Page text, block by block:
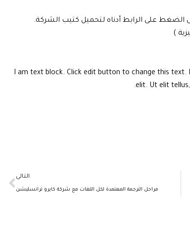
الضغط على الرابط أدناه لتحميل كتيب الشركة.
)
I am text block. Click edit button to change this
elit. Ut elit
التالى
مراحل الترجمة المعتمدة لكل اللغات مع شركة كايرو ترانسليشنNext